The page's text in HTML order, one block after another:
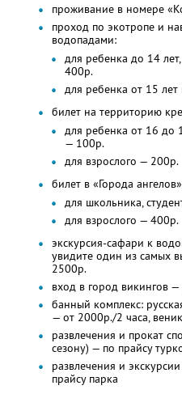
проживание в номере
проход по экотропе и
водопадами:
для ребенка до 14
400р.
для ребенка от 15
билет на территорию
для ребенка от 16 до
— 100р.
для взрослого — 200р.
билет в «Города
для школьника,
для взрослого — 400р.
экскурсия-сафари к
увидите один из самых
2500р.
вход в город викингов
банный комплекс:
— от 2000р./2 часа,
развлечения и прокат
сезону) — по прайсу
развлечения и
прайсу парка